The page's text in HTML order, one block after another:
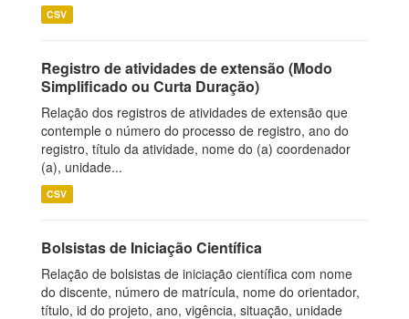
CSV
Registro de atividades de extensão (Modo
Simplificado ou Curta Duração)
Relação dos registros de atividades de extensão que
contemple o número do processo de registro, ano do
registro, título da atividade, nome do (a) coordenador
(a), unidade...
CSV
Bolsistas de Iniciação Científica
Relação de bolsistas de iniciação científica com nome
do discente, número de matrícula, nome do orientador,
título, id do projeto, ano, vigência, situação, unidade